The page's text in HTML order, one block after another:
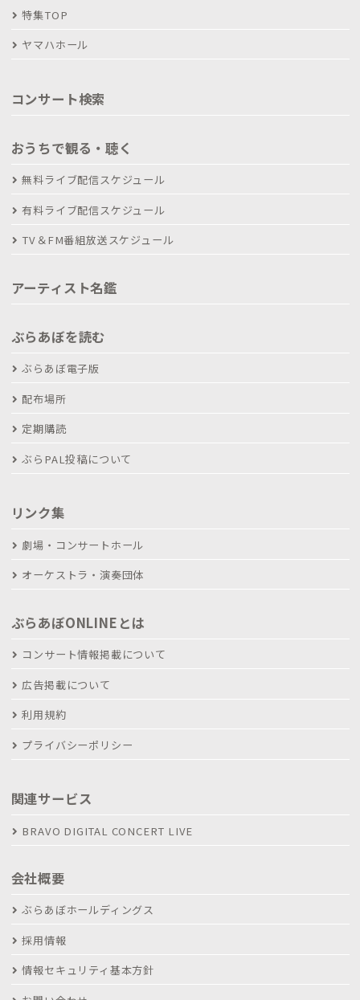
特集TOP
ヤマハホール
コンサート検索
おうちで観る・聴く
無料ライブ配信スケジュール
有料ライブ配信スケジュール
TV＆FM番組放送スケジュール
アーティスト名鑑
ぶらあぼを読む
ぶらあぼ電子版
配布場所
定期購読
ぶらPAL投稿について
リンク集
劇場・コンサートホール
オーケストラ・演奏団体
ぶらあぼONLINEとは
コンサート情報掲載について
広告掲載について
利用規約
プライバシーポリシー
関連サービス
BRAVO DIGITAL CONCERT LIVE
会社概要
ぶらあぼホールディングス
採用情報
情報セキュリティ基本方針